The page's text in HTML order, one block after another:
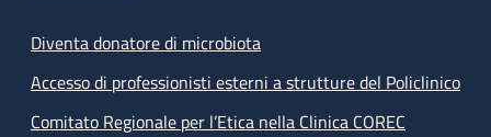
Diventa donatore di microbiota
Accesso di professionisti esterni a strutture del Policlinico
Comitato Regionale per l’Etica nella Clinica COREC